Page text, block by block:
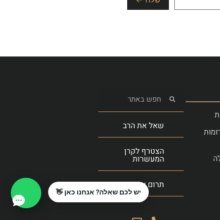
שאל את הרב
הצטרף לקרן
המעשרות
תרום עכשיו
יש לכם שאלה? אנחנו כאן 👋